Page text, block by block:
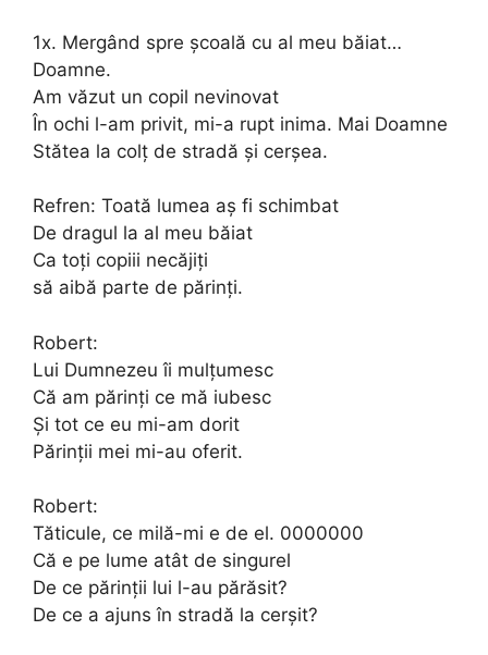
1x. Mergând spre școală cu al meu băiat…
Doamne.
Am văzut un copil nevinovat
În ochi l-am privit, mi-a rupt inima. Mai Doamne
Stătea la colț de stradă și cerșea.
Refren: Toată lumea aș fi schimbat
De dragul la al meu băiat
Ca toți copiii necăjiți
să aibă parte de părinți.
Robert:
Lui Dumnezeu îi mulțumesc
Că am părinți ce mă iubesc
Și tot ce eu mi-am dorit
Părinții mei mi-au oferit.
Robert:
Tăticule, ce milă-mi e de el. 0000000
Că e pe lume atât de singurel
De ce părinții lui l-au părăsit?
De ce a ajuns în stradă la cerșit?